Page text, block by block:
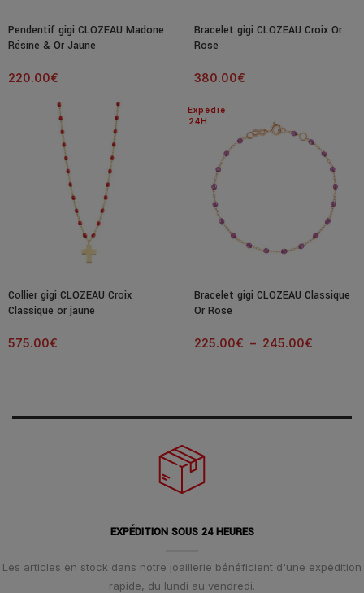
Pendentif gigi CLOZEAU Madone
Résine & Or Jaune
220.00€
Bracelet gigi CLOZEAU Croix Or
Rose
380.00€
Collier gigi CLOZEAU Croix
Classique or jaune
575.00€
24H
Expédié
Bracelet gigi CLOZEAU Classique
Or Rose
225.00€ – 245.00€
EXPÉDITION SOUS 24 HEURES
Les articles en stock dans notre joaillerie bénéficient d'une expédition
rapide, du lundi au vendredi.